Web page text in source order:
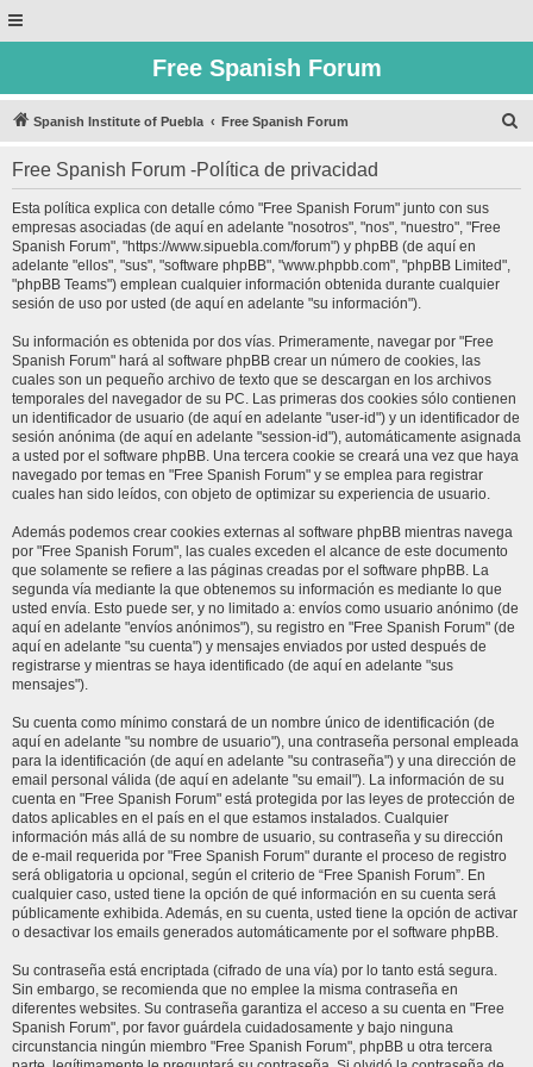
Free Spanish Forum
Spanish Institute of Puebla Free Spanish Forum
Free Spanish Forum -Política de privacidad
Esta política explica con detalle cómo "Free Spanish Forum" junto con sus
empresas asociadas (de aquí en adelante "nosotros", "nos", "nuestro", "Free
Spanish Forum", "https://www.sipuebla.com/forum") y phpBB (de aquí en
adelante "ellos", "sus", "software phpBB", "www.phpbb.com", "phpBB Limited",
"phpBB Teams") emplean cualquier información obtenida durante cualquier
sesión de uso por usted (de aquí en adelante "su información").
Su información es obtenida por dos vías. Primeramente, navegar por "Free
Spanish Forum" hará al software phpBB crear un número de cookies, las
cuales son un pequeño archivo de texto que se descargan en los archivos
temporales del navegador de su PC. Las primeras dos cookies sólo contienen
un identificador de usuario (de aquí en adelante "user-id") y un identificador de
sesión anónima (de aquí en adelante "session-id"), automáticamente asignada
a usted por el software phpBB. Una tercera cookie se creará una vez que haya
navegado por temas en "Free Spanish Forum" y se emplea para registrar
cuales han sido leídos, con objeto de optimizar su experiencia de usuario.
Además podemos crear cookies externas al software phpBB mientras navega
por "Free Spanish Forum", las cuales exceden el alcance de este documento
que solamente se refiere a las páginas creadas por el software phpBB. La
segunda vía mediante la que obtenemos su información es mediante lo que
usted envía. Esto puede ser, y no limitado a: envíos como usuario anónimo (de
aquí en adelante "envíos anónimos"), su registro en "Free Spanish Forum" (de
aquí en adelante "su cuenta") y mensajes enviados por usted después de
registrarse y mientras se haya identificado (de aquí en adelante "sus
mensajes").
Su cuenta como mínimo constará de un nombre único de identificación (de
aquí en adelante "su nombre de usuario"), una contraseña personal empleada
para la identificación (de aquí en adelante "su contraseña") y una dirección de
email personal válida (de aquí en adelante "su email"). La información de su
cuenta en "Free Spanish Forum" está protegida por las leyes de protección de
datos aplicables en el país en el que estamos instalados. Cualquier
información más allá de su nombre de usuario, su contraseña y su dirección
de e-mail requerida por "Free Spanish Forum" durante el proceso de registro
será obligatoria u opcional, según el criterio de “Free Spanish Forum”. En
cualquier caso, usted tiene la opción de qué información en su cuenta será
públicamente exhibida. Además, en su cuenta, usted tiene la opción de activar
o desactivar los emails generados automáticamente por el software phpBB.
Su contraseña está encriptada (cifrado de una vía) por lo tanto está segura.
Sin embargo, se recomienda que no emplee la misma contraseña en
diferentes websites. Su contraseña garantiza el acceso a su cuenta en "Free
Spanish Forum", por favor guárdela cuidadosamente y bajo ninguna
circunstancia ningún miembro "Free Spanish Forum", phpBB u otra tercera